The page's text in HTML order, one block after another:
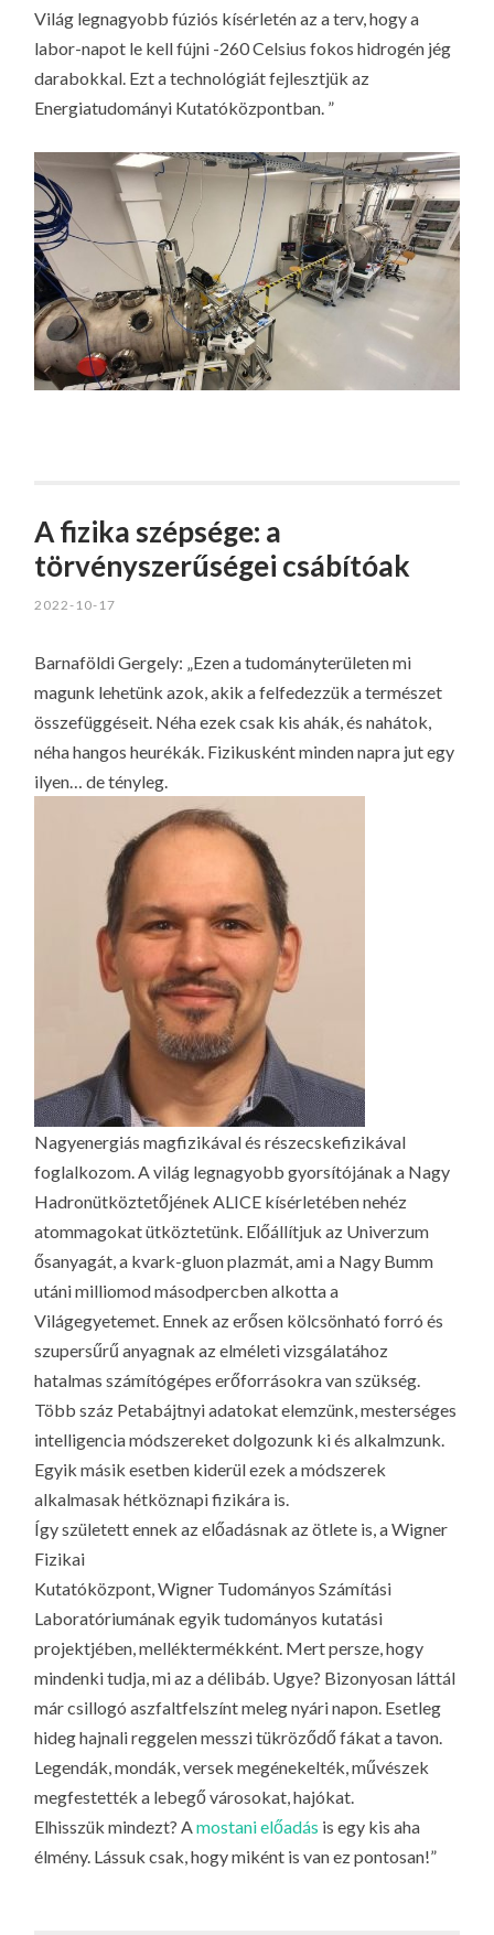
Világ legnagyobb fúziós kísérletén az a terv, hogy a
labor-napot le kell fújni -260 Celsius fokos hidrogén jég
darabokkal. Ezt a technológiát fejlesztjük az
Energiatudományi Kutatóközpontban. ”
A fizika szépsége: a
törvényszerűségei csábítóak
2022-10-17
Barnaföldi Gergely: „Ezen a tudományterületen mi
magunk lehetünk azok, akik a felfedezzük a természet
összefüggéseit. Néha ezek csak kis ahák, és nahátok,
néha hangos heurékák. Fizikusként minden napra jut egy
ilyen… de tényleg.
Nagyenergiás magfizikával és részecskefizikával
foglalkozom. A világ legnagyobb gyorsítójának a Nagy
Hadronütköztetőjének ALICE kísérletében nehéz
atommagokat ütköztetünk. Előállítjuk az Univerzum
ősanyagát, a kvark-gluon plazmát, ami a Nagy Bumm
utáni milliomod másodpercben alkotta a
Világegyetemet. Ennek az erősen kölcsönható forró és
szupersűrű anyagnak az elméleti vizsgálatához
hatalmas számítógépes erőforrásokra van szükség.
Több száz Petabájtnyi adatokat elemzünk, mesterséges
intelligencia módszereket dolgozunk ki és alkalmzunk.
Egyik másik esetben kiderül ezek a módszerek
alkalmasak hétköznapi fizikára is.
Így született ennek az előadásnak az ötlete is, a Wigner
Fizikai
Kutatóközpont, Wigner Tudományos Számítási
Laboratóriumának egyik tudományos kutatási
projektjében, melléktermékként. Mert persze, hogy
mindenki tudja, mi az a délibáb. Ugye? Bizonyosan láttál
már csillogó aszfaltfelszínt meleg nyári napon. Esetleg
hideg hajnali reggelen messzi tükröződő fákat a tavon.
Legendák, mondák, versek megénekelték, művészek
megfestették a lebegő városokat, hajókat.
Elhisszük mindezt? Amostani előadás is egy kis aha
élmény. Lássuk csak, hogy miként is van ez pontosan!”